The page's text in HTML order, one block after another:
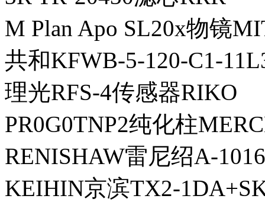
M Plan Apo SL20x物镜
共和KFWB-5-120-C1-
理光RFS-4传感器RIKO
PR0G0TNP2纯化柱
RENISHAW雷尼绍A-
KEIHIN京滨TX2-